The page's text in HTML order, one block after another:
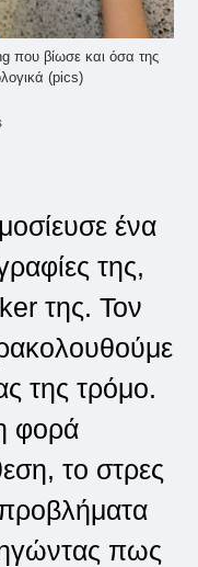
που βίωσε και όσα της
(pics)
ένα
της,
της. Τον
της τρόμο.
φορά
το στρες
πως